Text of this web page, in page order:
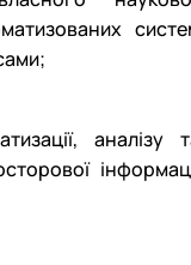
аналізу